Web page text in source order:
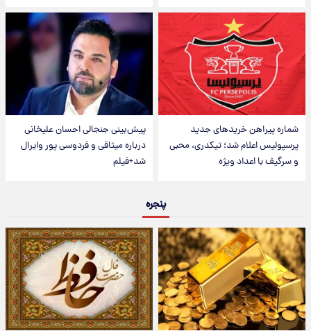
شماره پیراهن خریدهای جدید
پرسپولیس اعلام شد؛ تیکدری، محبی
و سرگیف با اعداد ویژه
پیش‌بینی جنجالی احسان علیخانی
درباره میثاقی و فردوسی پور وایرال
شد+فیلم
پنجره